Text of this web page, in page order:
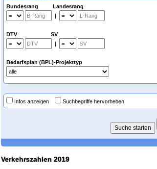
Bundesrang Landesrang
|
DTV SV
|
Bedarfsplan (BPL)-Projekttyp
Infos anzeigen Suchbegriffe hervorheben
Verkehrszahlen 2019